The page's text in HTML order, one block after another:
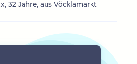
32 Jahre, aus Vöcklamarkt